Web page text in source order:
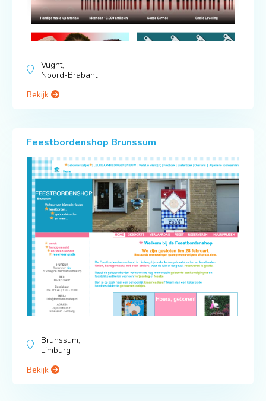
Vught,
Noord-Brabant
Bekijk
Feestbordenshop Brunssum
Brunssum,
Limburg
Bekijk